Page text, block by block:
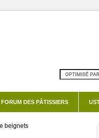
FORUM DES PÂTISSIERS
beignets